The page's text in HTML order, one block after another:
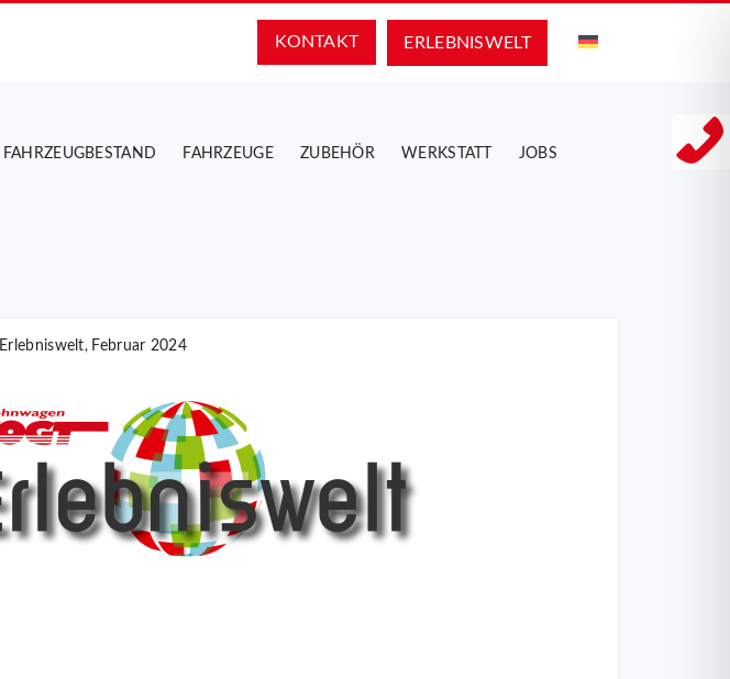
ERLEBNIS­WELT
KONTAKT
FAHRZEUGBESTAND FAHRZEUGE ZUBEHÖR WERKSTATT JOBS
Erlebniswelt, Februar 2024